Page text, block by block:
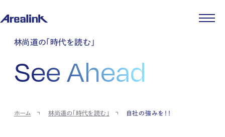
企業情報
企業理念
会社概要
コーポレートガバナンス
ストレージ事業
パートナー制度
土地権利整備事業
IR情報
IRカレンダー
IRポリシー
ニュース
林尚道の「時代を読む」
See Ahead
ホーム 林尚道の「時代を読む」 自社の強みを！！